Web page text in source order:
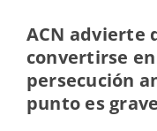
ACN advierte
convertirse
persecución
punto es